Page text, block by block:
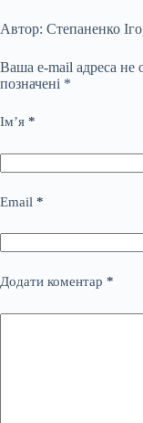
Автор: Степаненко
Ваша e-mail адреса не
позначені *
Ім’я *
Email *
Додати коментар *